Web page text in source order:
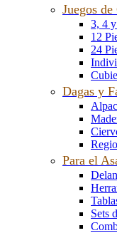
Juegos
3, 4
12
24
Dagas y
Para el
Sets